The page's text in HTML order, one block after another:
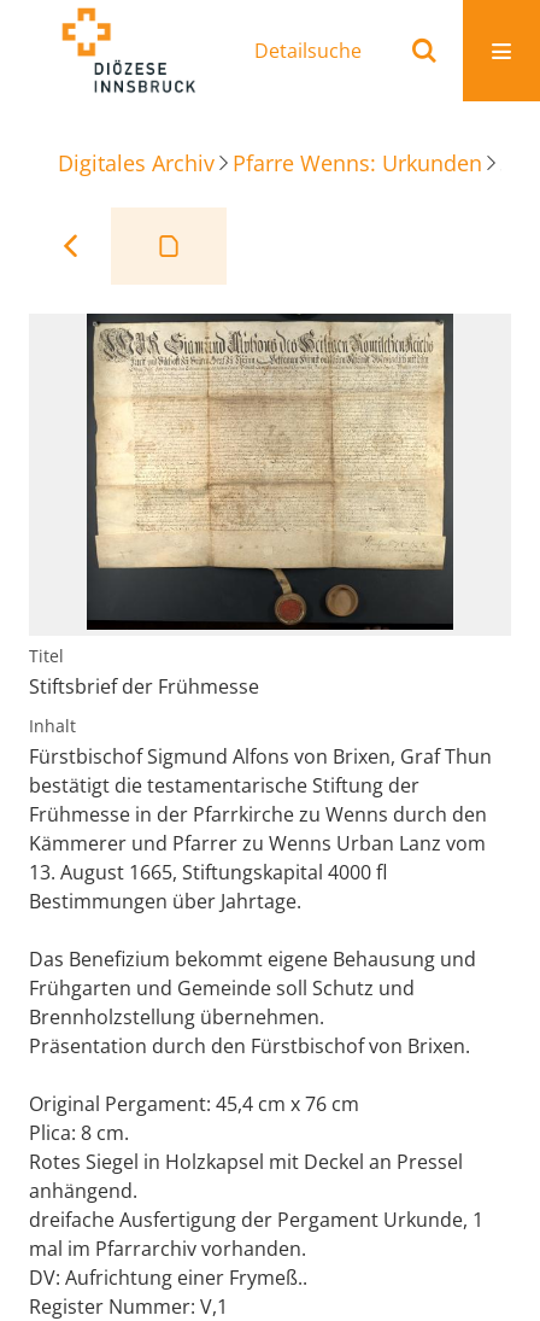
Detailsuche
Digitales Archiv Pfarre Wenns: Urkunden
Titel
Stiftsbrief der Frühmesse
Inhalt
Fürstbischof Sigmund Alfons von Brixen, Graf Thun
bestätigt die testamentarische Stiftung der
Frühmesse in der Pfarrkirche zu Wenns durch den
Kämmerer und Pfarrer zu Wenns Urban Lanz vom
13. August 1665, Stiftungskapital 4000 fl
Bestimmungen über Jahrtage.
Das Benefizium bekommt eigene Behausung und
Frühgarten und Gemeinde soll Schutz und
Brennholzstellung übernehmen.
Präsentation durch den Fürstbischof von Brixen.
Original Pergament: 45,4 cm x 76 cm
Plica: 8 cm.
Rotes Siegel in Holzkapsel mit Deckel an Pressel
anhängend.
dreifache Ausfertigung der Pergament Urkunde, 1
mal im Pfarrarchiv vorhanden.
DV: Aufrichtung einer Frymeß..
Register Nummer: V,1